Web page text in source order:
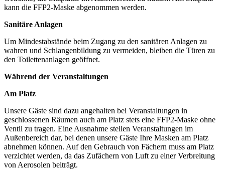
kann die FFP2-Maske abgenommen werden.
Sanitäre Anlagen
Um Mindestabstände beim Zugang zu den sanitären Anlagen zu
wahren und Schlangenbildung zu vermeiden, bleiben die Türen zu
den Toilettenanlagen geöffnet.
Während der Veranstaltungen
Am Platz
Unsere Gäste sind dazu angehalten bei Veranstaltungen in
geschlossenen Räumen auch am Platz stets eine FFP2-Maske ohne
Ventil zu tragen. Eine Ausnahme stellen Veranstaltungen im
Außenbereich dar, bei denen unsere Gäste Ihre Masken am Platz
abnehmen können. Auf den Gebrauch von Fächern muss am Platz
verzichtet werden, da das Zufächern von Luft zu einer Verbreitung
von Aerosolen beiträgt.